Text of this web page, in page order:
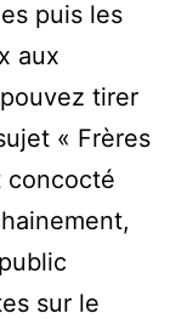
puis les
aux
tirer
« Frères
concocté
sur le